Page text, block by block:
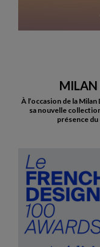
MILAN
À l’occasion de la
sa nouvelle
présence